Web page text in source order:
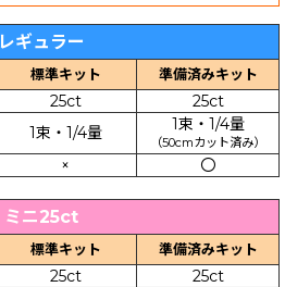
レギュラー
標準キット
準備済みキット
25ct 25ct
1束・1/4量 1束・1/4量
（50cmカット済み）
× 〇
ミニ25ct
標準キット
準備済みキット
25ct 25ct